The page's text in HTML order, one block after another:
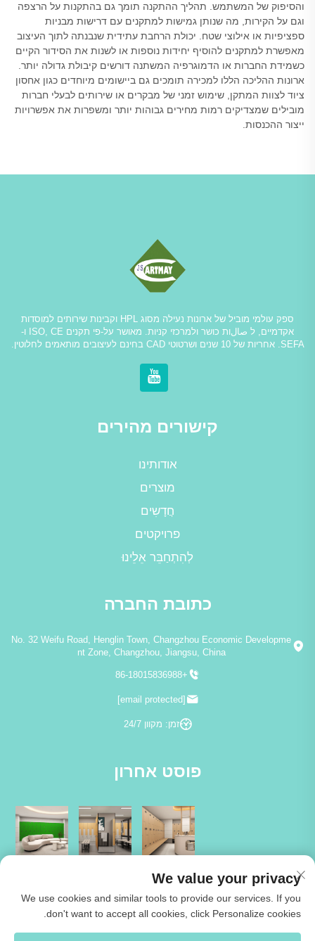
והסיפוק של המשתמש. תהליך ההתקנה תומך גם בהתקנות על הרצפה
וגם על הקירות, מה שנותן גמישות למתקנים עם דרישות מבניות
ספציפיות או אילוצי שטח. יכולת הרחבת עתידית שנבנתה לתוך העיצוב
מאפשרת למתקנים להוסיף יחידות נוספות או לשנות את הסידור הקיים
כשמידת החברות או הדמוגרפיה המשתנה דורשים קיבולת גדולה יותר.
ארונות ההליכה הללו למכירה תומכים גם ביישומים מיוחדים כגון אחסון
ציוד לצוות המתקן, שימוש זמני של מבקרים או שירותים לבעלי חברות
מובילים שמצדיקים רמות מחירים גבוהות יותר ומשפרות את אפשרויות
ייצור ההכנסות.
ספק עולמי מוביל של ארונות נעילה מסוג HPL וקבינות שירותים למוסדות
אקדמיים, ל صالות כושר ולמרכזי קניות. מאושר על-פי תקנים ISO, CE ו-
SEFA. אחריות של 10 שנים ושרטוטי CAD בחינם לעיצובים מותאמים לחלוטין.
קישורים מהירים
אודותינו
מוצרים
חֲדָשִים
פרויקטים
לְהִתְחַבֵּר אֵלֵינוּ
כתובת החברה
No. 32 Weifu Road, Henglin Town, Changzhou Economic Developme
nt Zone, Changzhou, Jiangsu, China
+86-18015836988
[email protected]
זמן: מקוון 24/7
פוסט אחרון
We value your privacy
We use cookies and similar tools to provide our services. If you
don't want to accept all cookies, click Personalize cookies.